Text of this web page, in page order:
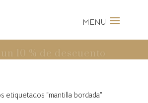
etiquetados “mantilla bordada”